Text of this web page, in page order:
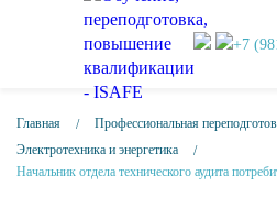
+7
Главная
Профессиональная
Электротехника и энергетика
Начальник отдела технического аудита